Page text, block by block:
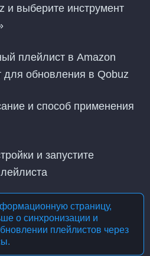
и выберите инструмент
плейлист в Amazon
для обновления в Qobuz
и способ применения
и запустите
страницу,
о синхронизации и
плейлистов через
.